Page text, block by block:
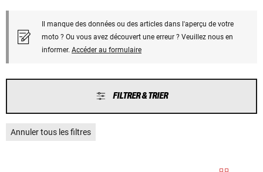
Il manque des données ou des articles dans l'aperçu de votre
moto ? Ou vous avez découvert une erreur ? Veuillez nous en
informer. Accéder au formulaire
FILTRER & TRIER
Annuler tous les filtres